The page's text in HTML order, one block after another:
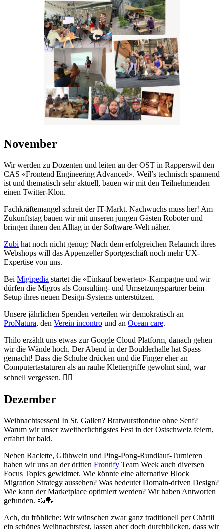
November
Wir werden zu Dozenten und leiten an der OST in Rapperswil den
CAS «Frontend Engineering Advanced». Weil’s technisch spannend
ist und thematisch sehr aktuell, bauen wir mit den Teilnehmenden
einen Twitter-Klon.
Fachkräftemangel schreit der IT-Markt. Nachwuchs muss her! Am
Zukunftstag bauen wir mit unseren jungen Gästen Roboter und
bringen ihnen den Alltag in der Software-Welt näher.
Zubi hat noch nicht genug: Nach dem erfolgreichen Relaunch ihres
Webshops will das Appenzeller Sportgeschäft noch mehr UX-
Expertise von uns.
Bei Migipedia startet die «Einkauf bewerten»-Kampagne und wir
dürfen die Migros als Consulting- und Umsetzungspartner beim
Setup ihres neuen Design-Systems unterstützen.
Unsere jährlichen Spenden verteilen wir demokratisch an
ProNatura, den Verein incontro und an Ocean care.
Thilo erzählt uns etwas zur Google Cloud Platform, danach gehen
wir die Wände hoch. Der Abend in der Boulderhalle hat Spass
gemacht! Dass die Schuhe drücken und die Finger eher an
Computertastaturen als an rauhe Klettergriffe gewohnt sind, war
schnell vergessen. 🧗‍♀️
Dezember
Weihnachtsessen! In St. Gallen? Bratwurstfondue ohne Senf?
Warum wir unser zweitberüchtigstes Fest in der Ostschweiz feiern,
erfahrt ihr bald.
Neben Raclette, Glühwein und Ping-Pong-Rundlauf-Turnieren
haben wir uns an der dritten Frontify Team Week auch diversen
Focus Topics gewidmet. Wie könnte eine alternative Block
Migration Strategy aussehen? Was bedeutet Domain-driven Design?
Wie kann der Marketplace optimiert werden? Wir haben Antworten
gefunden. 🧀🏓
Ach, du fröhliche: Wir wünschen zwar ganz traditionell per Chärtli
ein schönes Weihnachtsfest, lassen aber doch durchblicken, dass wir